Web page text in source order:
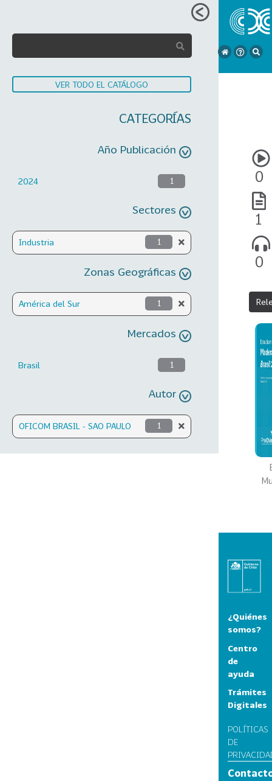
VER TODO EL CATÁLOGO
CATEGORÍAS
Año Publicación
2024 1
Sectores
Industria 1
Zonas Geográficas
América del Sur 1
Mercados
Brasil 1
Autor
OFICOM BRASIL - SAO PAULO 1
0
1
0
¿Quiénes
somos?
Centro
de
ayuda
Trámites
Digitales
POLÍTICAS
DE